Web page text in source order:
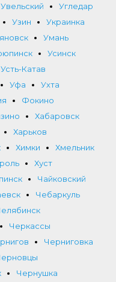
Увельский
Угледар
Узин
Украинка
Умань
Усинск
Усть-Катав
Уфа
Ухта
Фокино
Хабаровск
Харьков
Химки
Хмельник
Хуст
Чайковский
Чебаркуль
Черкассы
Черниговка
Чернушка